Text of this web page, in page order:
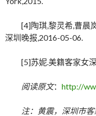
[4]陶琪,黎灵希,曹晨
深圳晚报,2016-05-06.
[5]苏妮.美籍客家女
阅读原文： http://
注：黄震，深圳市客